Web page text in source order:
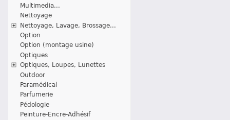
Multimedia...
Nettoyage
Nettoyage, Lavage, Brossage...
Option
Option (montage usine)
Optiques
Optiques, Loupes, Lunettes
Outdoor
Paramédical
Parfumerie
Pédologie
Peinture-Encre-Adhésif